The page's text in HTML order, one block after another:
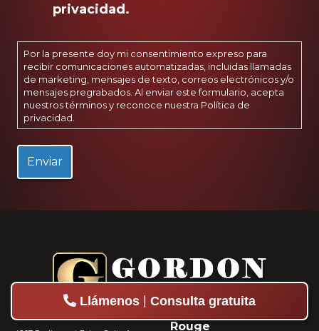
privacidad.
Por la presente doy mi consentimiento expreso para
recibir comunicaciones automatizadas, incluidas llamadas
de marketing, mensajes de texto, correos electrónicos y/o
mensajes pregrabados. Al enviar este formulario, acepta
nuestros términos y reconoce nuestra Política de
privacidad
Oficina De Alejandría
Oficina De Baton
Rouge
Llámenos Consulta gratuita